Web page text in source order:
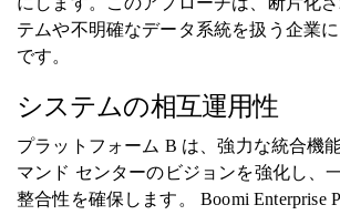
テムや不明確なデータ系統を扱う企業
です。
システムの相互運用性
プラットフォーム B は、強力な統合機
マンド センターのビジョンを強化し、
整合性を確保します。 Boomi Enterprise